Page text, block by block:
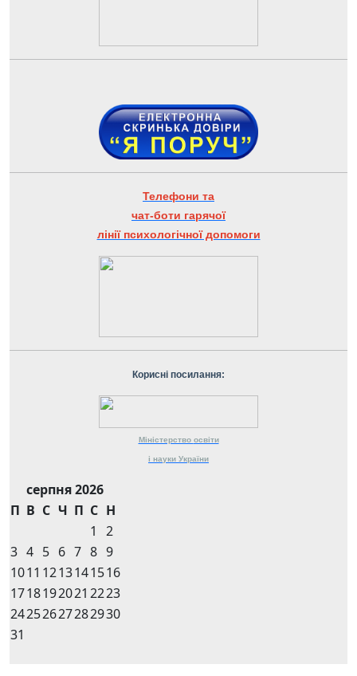
Телефони та
чат-боти гарячої
лінії психологічної допомоги
Корисні посилання:
Міністерство освіти
і науки України
серпня 2026
П В С Ч П С Н
1
2
3 4 5 6 7 8 9
1011 1213141516
1718192021 2223
24252627282930
31